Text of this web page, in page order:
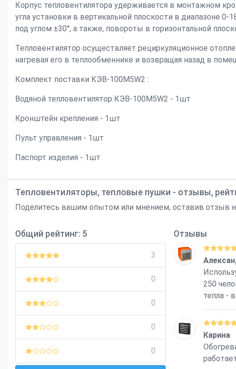
Корпус тепловентилятора удерживается в монтажном
угла установки в вертикальной плоскости в диапазоне
под углом ±30°, а также, повороты в горизонтальной
Тепловентилятор осуществляет рециркуляционное
нагревая его в теплообменнике и возвращая назад в
Комплект поставки КЭВ-100М5W2 :
Водяной тепловентилятор КЭВ-100М5W2 - 1шт
Кронштейн крепления - 1шт
Пульт управления - 1шт
Паспорт изделия - 1шт
Тепловентиляторы, тепловые пушки - отзывы,
Поделитесь вашим опытом или мнением, оставив отзыв
Общий рейтинг: 5
3
0
0
0
0
Отзывы
250
тепла -
Карина